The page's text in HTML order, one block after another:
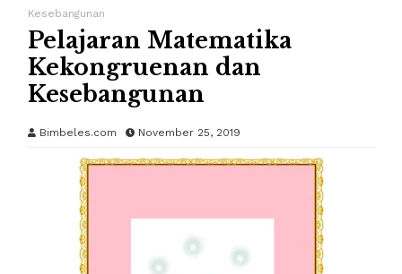
Kesebangunan
Pelajaran Matematika
Kekongruenan dan
Kesebangunan
Bimbeles.com November 25, 2019